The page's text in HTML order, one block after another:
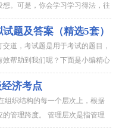
。可是，你会学习学习得法，往
小编为大家介绍的备...
题及答案（精选5套）
道，考试题是用于考试的题目，
帮助到我们呢？下面是小编精心
答案，希望能够帮助到...
济考点
组织结构的每一个层次上，根据
管理跨度。 管理层次是指管理
结构。下面是小编为大...